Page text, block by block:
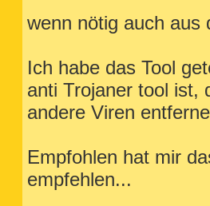
wenn nötig auch aus
Ich habe das Tool
anti Trojaner tool ist,
andere Viren
Empfohlen hat mir
empfehlen...